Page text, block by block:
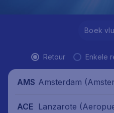
Boek
Retour Enkele
AMS Amsterdam
ACE Lanzarote